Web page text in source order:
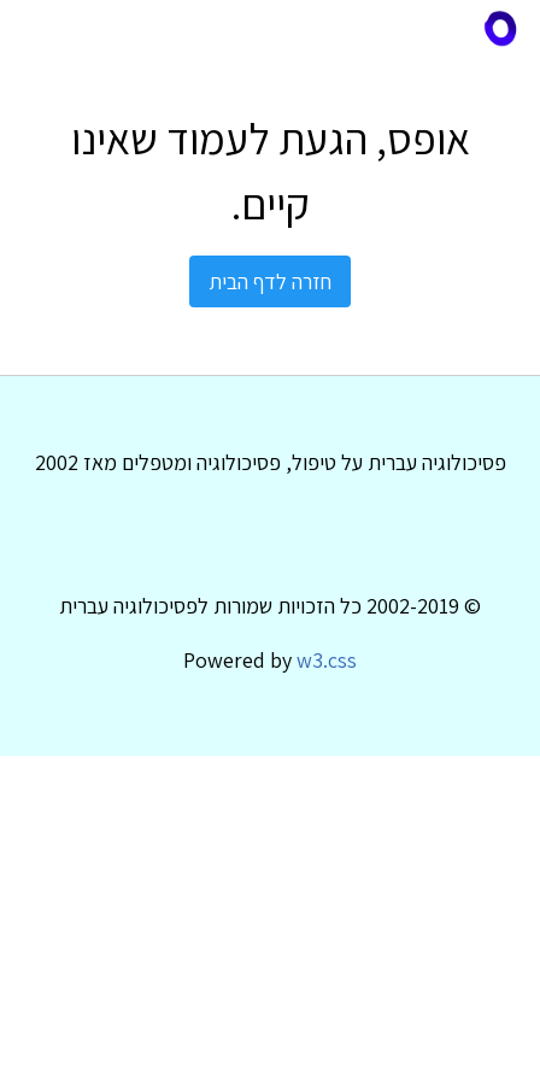
אופס, הגעת לעמוד שאינו
קיים.
חזרה לדף הבית
פסיכולוגיה עברית על טיפול, פסיכולוגיה ומטפלים מאז 2002
© 2002-2019 כל הזכויות שמורות לפסיכולוגיה עברית
Powered byw3.css